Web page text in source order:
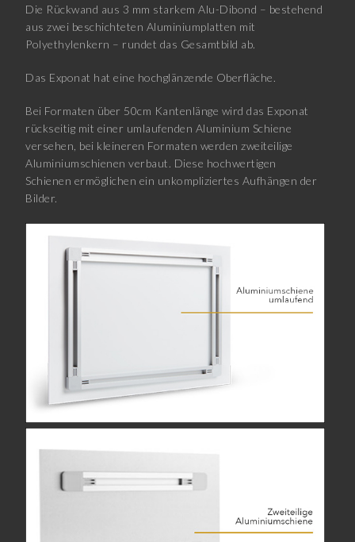
Die Rückwand aus 3 mm starkem Alu-Dibond – bestehend
aus zwei beschichteten Aluminiumplatten mit
Polyethylenkern – rundet das Gesamtbild ab.
Das Exponat hat eine hochglänzende Oberfläche.
Bei Formaten über 50cm Kantenlänge wird das Exponat
rückseitig mit einer umlaufenden Aluminium Schiene
versehen, bei kleineren Formaten werden zweiteilige
Aluminiumschienen verbaut. Diese hochwertigen
Schienen ermöglichen ein unkompliziertes Aufhängen der
Bilder.